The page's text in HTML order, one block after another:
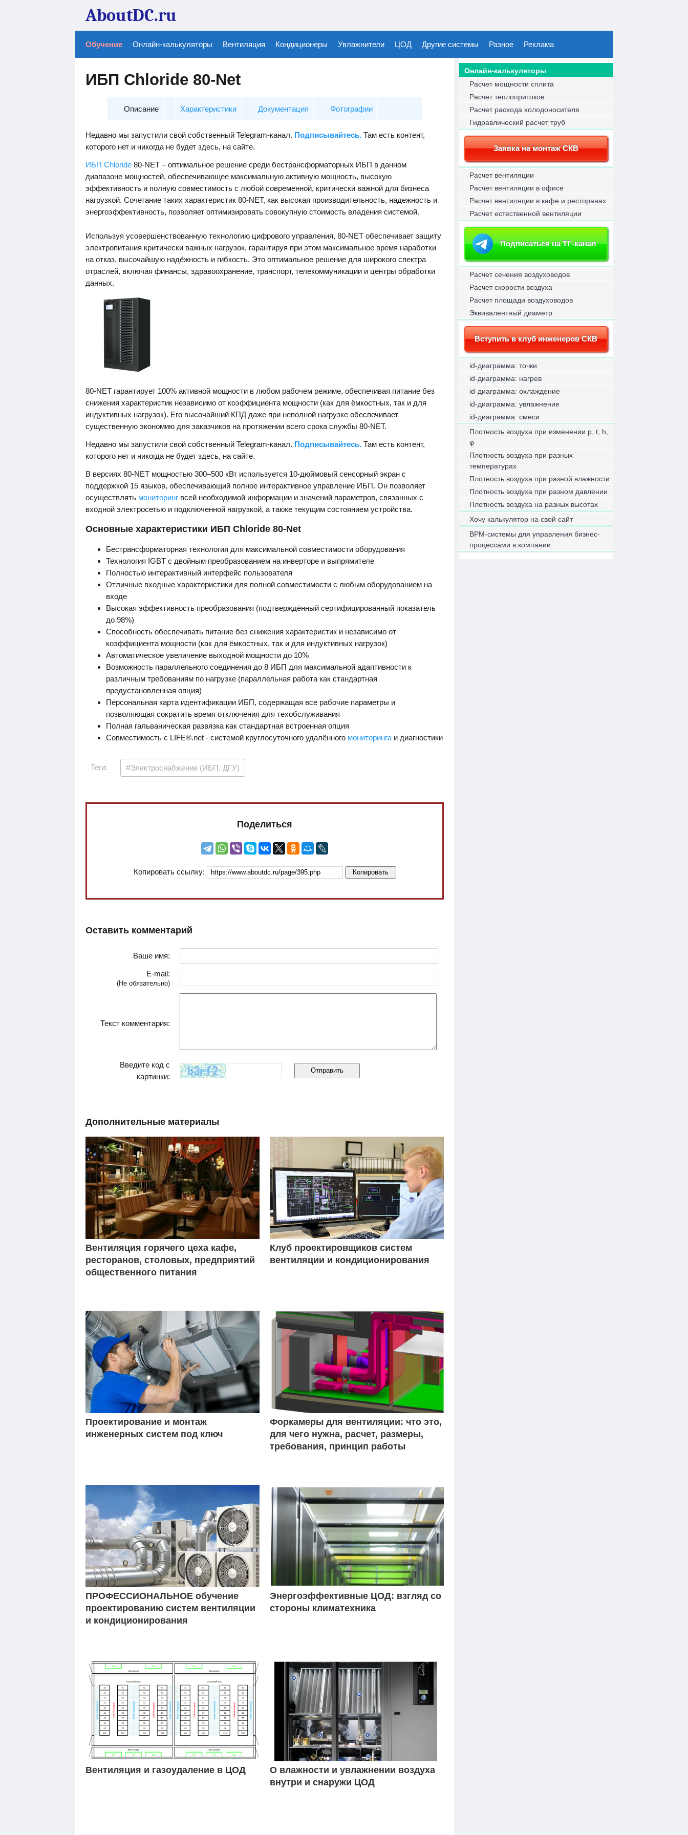
AboutDC.ru
Обучение Онлайн-калькуляторы Вентиляция Кондиционеры Увлажнители ЦОД Другие системы Разное Реклама
ИБП Chloride 80-Net
Описание Характеристики Документация Фотографии
Недавно мы запустили свой собственный Telegram-канал. Подписывайтесь. Там есть контент,
которого нет и никогда не будет здесь, на сайте.
ИБП Chloride 80-NET – оптимальное решение среди бестрансформаторных ИБП в данном
диапазоне мощностей, обеспечивающее максимальную активную мощность, высокую
эффективность и полную совместимость с любой современной, критически важной для бизнеса
нагрузкой. Сочетание таких характеристик 80-NET, как высокая производительность, надежность и
энергоэффективность, позволяет оптимизировать совокупную стоимость владения системой.
Используя усовершенствованную технологию цифрового управления, 80-NET обеспечивает защиту
электропитания критически важных нагрузок, гарантируя при этом максимальное время наработки
на отказ, высочайшую надёжность и гибкость. Это оптимальное решение для широкого спектра
отраслей, включая финансы, здравоохранение, транспорт, телекоммуникации и центры обработки
данных.
80-NET гарантирует 100% активной мощности в любом рабочем режиме, обеспечивая питание без
снижения характеристик независимо от коэффициента мощности (как для ёмкостных, так и для
индуктивных нагрузок). Его высочайший КПД даже при неполной нагрузке обеспечивает
существенную экономию для заказчиков на протяжении всего срока службы 80-NET.
Недавно мы запустили свой собственный Telegram-канал. Подписывайтесь. Там есть контент,
которого нет и никогда не будет здесь, на сайте.
В версиях 80-NET мощностью 300–500 кВт используется 10-дюймовый сенсорный экран с
поддержкой 15 языков, обеспечивающий полное интерактивное управление ИБП. Он позволяет
осуществлять мониторинг всей необходимой информации и значений параметров, связанных с
входной электросетью и подключенной нагрузкой, а также текущим состоянием устройства.
Основные характеристики ИБП Chloride 80-Net
Бестрансформаторная технология для максимальной совместимости оборудования
Технология IGBT с двойным преобразованием на инверторе и выпрямителе
Полностью интерактивный интерфейс пользователя
Отличные входные характеристики для полной совместимости с любым оборудованием на
входе
Высокая эффективность преобразования (подтверждённый сертифицированный показатель
до 98%)
Способность обеспечивать питание без снижения характеристик и независимо от
коэффициента мощности (как для ёмкостных, так и для индуктивных нагрузок)
Автоматическое увеличение выходной мощности до 10%
Возможность параллельного соединения до 8 ИБП для максимальной адаптивности к
различным требованиям по нагрузке (параллельная работа как стандартная
предустановленная опция)
Персональная карта идентификации ИБП, содержащая все рабочие параметры и
позволяющая сократить время отключения для техобслуживания
Полная гальваническая развязка как стандартная встроенная опция
Совместимость с LIFE®.net - системой круглосуточного удалённого мониторинга и диагностики
Теги: #Электроснабжение (ИБП, ДГУ)
Поделиться
Копировать ссылку: Копировать
Оставить комментарий
Ваше имя:
E-mail:
(Не обязательно)
Текст комментария:
Введите код с
картинки:
Дополнительные материалы
Вентиляция горячего цеха кафе,
ресторанов, столовых, предприятий
общественного питания
Клуб проектировщиков систем
вентиляции и кондиционирования
Проектирование и монтаж
инженерных систем под ключ
Форкамеры для вентиляции: что это,
для чего нужна, расчет, размеры,
требования, принцип работы
ПРОФЕССИОНАЛЬНОЕ обучение
проектированию систем вентиляции
и кондиционирования
Энергоэффективные ЦОД: взгляд со
стороны климатехника
Вентиляция и газоудаление в ЦОД
О влажности и увлажнении воздуха
внутри и снаружи ЦОД
Онлайн-калькуляторы
Расчет мощности сплита
Расчет теплопритоков
Расчет расхода холодоносителя
Гидравлический расчет труб
Заявка на монтаж СКВ
Расчет вентиляции
Расчет вентиляции в офисе
Расчет вентиляции в кафе и ресторанах
Расчет естественной вентиляции
Подписаться на ТГ-канал
Расчет сечения воздуховодов
Расчет скорости воздуха
Расчет площади воздуховодов
Эквивалентный диаметр
Вступить в клуб инженеров СКВ
id-диаграмма: точки
id-диаграмма: нагрев
id-диаграмма: охлаждение
id-диаграмма: увлажнение
id-диаграмма: смеси
Плотность воздуха при изменении p, t, h,
φ
Плотность воздуха при разных
температурах
Плотность воздуха при разной влажности
Плотность воздуха при разном давлении
Плотность воздуха на разных высотах
Хочу калькулятор на свой сайт
BPM-системы для управления бизнес-
процессами в компании